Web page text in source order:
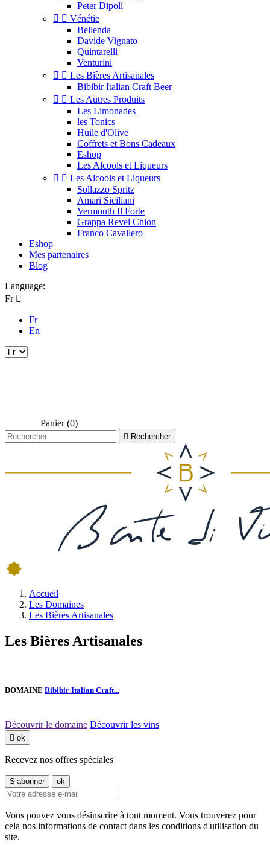
Peter Dipoli
  Vénétie
Bellenda
Davide Vignato
Quintarelli
Venturini
  Les Bières Artisanales
Bibibir Italian Craft Beer
  Les Autres Produits
Les Limonades
les Tonics
Huile d'Olive
Coffrets et Bons Cadeaux
Eshop
Les Alcools et Liqueurs
  Les Alcools et Liqueurs
Sollazzo Spritz
Amari Siciliani
Vermouth Il Forte
Grappa Revel Chion
Franco Cavallero
Eshop
Mes partenaires
Blog
Language:
Fr 
Fr
En
Panier (0)
 Rechercher
Accueil
Les Domaines
Les Bières Artisanales
Les Bières Artisanales
DOMAINE Bibibir Italian Craft...
Découvrir le domaine Découvrir les vins
 ok
Recevez nos offres spéciales
Vous pouvez vous désinscrire à tout moment. Vous trouverez pour
cela nos informations de contact dans les conditions d'utilisation du
site.